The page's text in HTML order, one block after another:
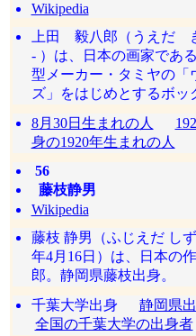
Wikipedia
上田 毅八郎（うえだ
- ）は、日本の画家であ
型メーカー・タミヤの「
ズ」をはじめとするボッ
8月30日生まれの人
身の1920年生まれの人
56
藤枝静男
Wikipedia
藤枝 静男（ふじえだ し
年4月16日）は、日本の
郎。静岡県藤枝出身。
千葉大学出身 静岡県
全国の千葉大学の出身者